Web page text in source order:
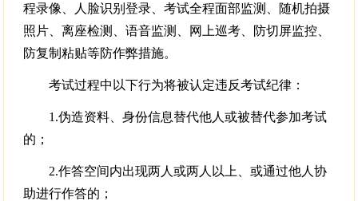
程录像、人脸识别登录、考试全程面部监测、随机拍摄
照片、离座检测、语音监测、网上巡考、防切屏监控、
防复制粘贴等防作弊措施。
考试过程中以下行为将被认定违反考试纪律：
1.伪造资料、身份信息替代他人或被替代参加考试
的；
2.作答空间内出现两人或两人以上、或通过他人协
助进行作答的；